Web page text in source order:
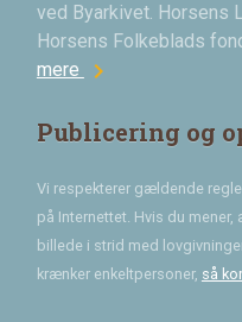
ved Byarkivet. Horsens
Horsens Folkeblads
mere chevron_right
Publicering og
Vi respekterer gældende
på Internettet. Hvis du mener,
billede i strid med
krænker enkeltpersoner, så